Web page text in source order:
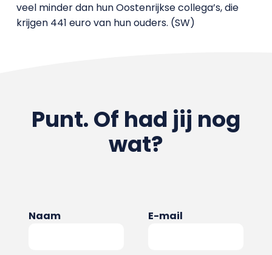
veel minder dan hun Oostenrijkse collega’s, die
krijgen 441 euro van hun ouders. (SW)
Punt. Of had jij nog
wat?
Naam E-mail